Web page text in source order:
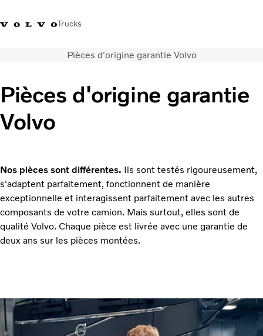
Trucks
Volvo Merchandise ShopLog inSuisse German
Véhicules
Electrique
Configurateur
Localisation du réseau
News
Notre société
Contact
Pièces d'origine garantie Volvo
Pièces d'origine garantie
Volvo
Nos pièces sont différentes. Ils sont testés rigoureusement,
s'adaptent parfaitement, fonctionnent de manière
exceptionnelle et interagissent parfaitement avec les autres
composants de votre camion. Mais surtout, elles sont de
qualité Volvo. Chaque pièce est livrée avec une garantie de
deux ans sur les pièces montées.